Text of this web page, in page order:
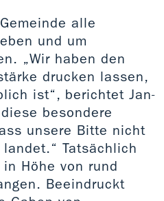
alle
und um
„Wir haben den
drucken lassen,
ist“, berichtet Jan-
besondere
unsere Bitte nicht
Tatsächlich
Höhe von rund
Beeindruckt